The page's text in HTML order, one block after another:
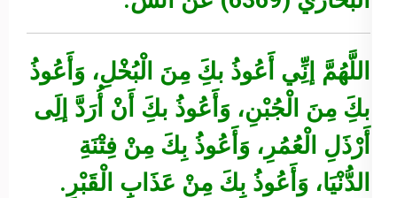
اللَّهُمَّ إنِِّي أَعُوذُ بكَِ مِنَ الْبُخْلِ، وَأَعُوذُ
بكَِ مِنَ الْجُبْنِ، وَأَعُوذُ بكَِ أَنْ أُرَدَّ إلَِى
أَرْذَلِ الْعُمُرِ، وَأَعُوذُ بِكَ مِنْ فِتْنَةِ
الدُّنْيَا، وَأَعُوذُ بِكَ مِنْ عَذَابِ الْقَبْرِ.